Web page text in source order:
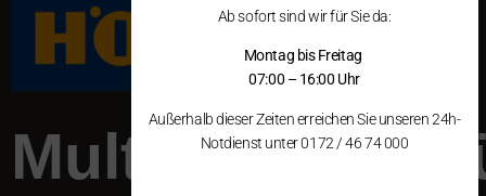
Ab sofort sind wir für Sie da:
Montag bis Freitag
07:00 – 16:00 Uhr
Außerhalb dieser Zeiten erreichen Sie unseren 24h-
Notdienst unter 0172 / 46 74 000